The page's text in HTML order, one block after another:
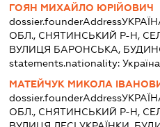
ГОЯН МИХАЙЛО ЮРІЙОВИЧ
dossier.founderAddress
ОБЛ., СНЯТИНСЬКИЙ Р-Н,
ВУЛИЦЯ БАРОНСЬКА,
statements.nationality:Україна
МАТЕЙЧУК МИКОЛА
dossier.founderAddress
ОБЛ., СНЯТИНСЬКИЙ Р-Н,